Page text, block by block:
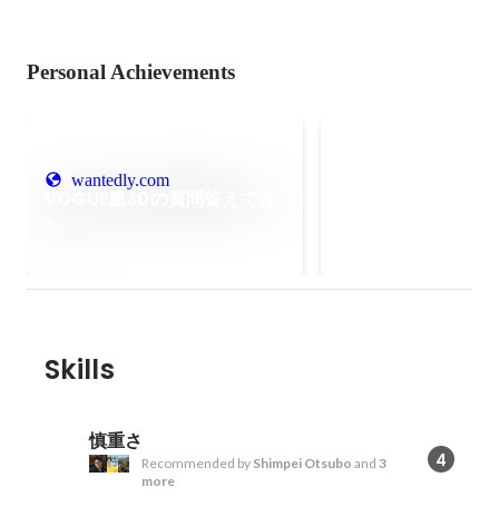
Personal Achievements
wantedly.com
Skills
慎重さ
4
Recommended by Shimpei Otsubo and 3
more